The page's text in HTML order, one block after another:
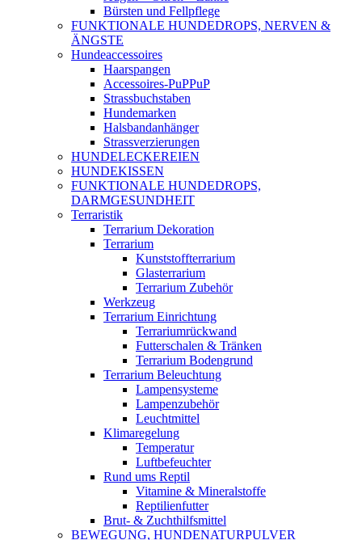
Bürsten und Fellpflege
FUNKTIONALE HUNDEDROPS, NERVEN &
ÄNGSTE
Hundeaccessoires
Haarspangen
Accessoires-PuPPuP
Strassbuchstaben
Hundemarken
Halsbandanhänger
Strassverzierungen
HUNDELECKEREIEN
HUNDEKISSEN
FUNKTIONALE HUNDEDROPS,
DARMGESUNDHEIT
Terraristik
Terrarium Dekoration
Terrarium
Kunststoffterrarium
Glasterrarium
Terrarium Zubehör
Werkzeug
Terrarium Einrichtung
Terrariumrückwand
Futterschalen & Tränken
Terrarium Bodengrund
Terrarium Beleuchtung
Lampensysteme
Lampenzubehör
Leuchtmittel
Klimaregelung
Temperatur
Luftbefeuchter
Rund ums Reptil
Vitamine & Mineralstoffe
Reptilienfutter
Brut- & Zuchthilfsmittel
BEWEGUNG, HUNDENATURPULVER